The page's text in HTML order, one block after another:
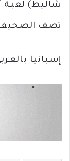
شاليط) لعبة
تصف
إسبانيا